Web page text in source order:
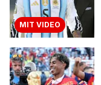
MIT VIDEO